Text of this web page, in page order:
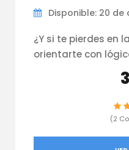
Disponible: 20 de
¿Y si te pierdes en
orientarte con
(2